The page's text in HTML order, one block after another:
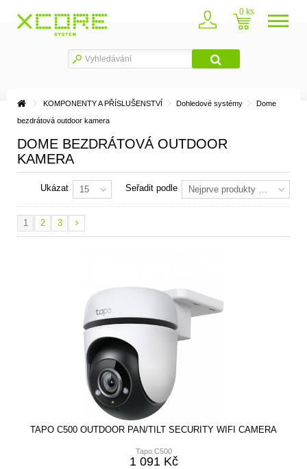
0
KOMPONENTY A PŘÍSLUŠENSTVÍ Dohledové systémy Dome
bezdrátová outdoor kamera
DOME BEZDRÁTOVÁ OUTDOOR
KAMERA
Seřadit podle Nejprve produkty skladem
Ukázat 15
1 2 3
TAPO C500 OUTDOOR PAN/TILT SECURITY WIFI CAMERA
Tapo C500
1 091 Kč